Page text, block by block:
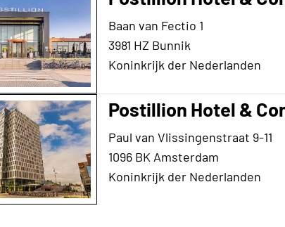
Baan van Fectio 1
3981 HZ Bunnik
Koninkrijk der Nederlanden
Postillion Hotel &
Paul van Vlissingenstraat 9-11
1096 BK Amsterdam
Koninkrijk der Nederlanden